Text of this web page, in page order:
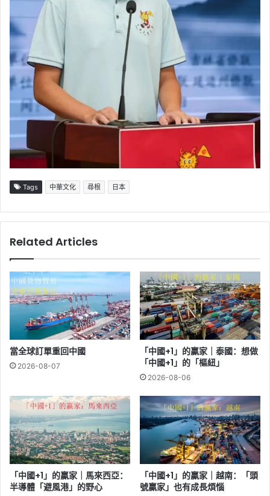
Tags 中華文化 尋根 日本
Related Articles
當全球訂單重回中國
2026-08-07
「中國+1」的贏家｜泰國：想做
「中國+1」的「樞紐」
2026-08-06
「中國+1」的贏家｜馬來西亞：
半導體「避風港」的野心
「中國+1」的贏家｜越南：「頭
號贏家」也有成長煩惱